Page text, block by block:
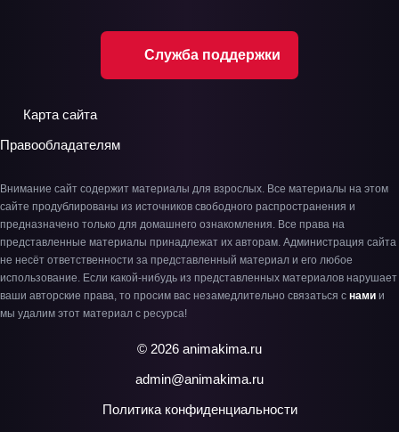
Служба поддержки
Карта сайта
Правообладателям
Внимание сайт содержит материалы для взрослых. Все материалы на этом
сайте продублированы из источников свободного распространения и
предназначено только для домашнего ознакомления. Все права на
представленные материалы принадлежат их авторам. Администрация сайта
не несёт ответственности за представленный материал и его любое
использование. Если какой-нибудь из представленных материалов нарушает
ваши авторские права, то просим вас незамедлительно связаться с нами и
мы удалим этот материал с ресурса!
© 2026 animakima.ru
admin@animakima.ru
Политика конфиденциальности